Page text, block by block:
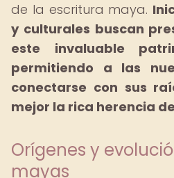
de la escritura maya.
y culturales buscan
este invaluable
permitiendo a las
conectarse con sus
mejor la rica herencia
Orígenes y
mayas